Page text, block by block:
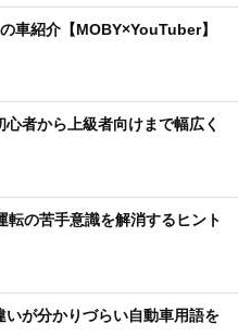
車紹介【MOBY×YouTuber】
心者から上級者向けまで幅広く
転の苦手意識を解消するヒント
いが分かりづらい自動車用語を